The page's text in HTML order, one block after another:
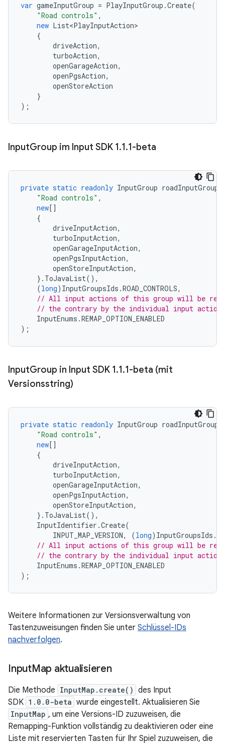
var gameInputGroup = PlayInputGroup .Create(
"Road controls" ,
new List<PlayInputAction>
{
driveAction,
turboAction,
openGarageAction,
openPgsAction,
openStoreAction
}
);
InputGroup im Input SDK 1.1.1-beta
private static readonly InputGroup roadInputGroup
"Road controls" ,
new []
{
driveInputAction,
turboInputAction,
openGarageInputAction,
openPgsInputAction,
openStoreInputAction,
}. ToJavaList(),
(long) InputGroupsIds .ROAD_CONTROLS,
// All input actions of this group will be
// the contrary by the individual input
InputEnums .REMAP_OPTION_ENABLED
);
InputGroup in Input SDK 1.1.1-beta (mit
Versionsstring)
private static readonly InputGroup roadInputGroup
"Road controls" ,
new []
{
driveInputAction,
turboInputAction,
openGarageInputAction,
openPgsInputAction,
openStoreInputAction,
}. ToJavaList(),
InputIdentifier .Create(
INPUT_MAP_VERSION, (long) InputGroupsIds .
// All input actions of this group will be
// the contrary by the individual input
InputEnums .REMAP_OPTION_ENABLED
);
Weitere Informationen zur Versionsverwaltung von
Tastenzuweisungen finden Sie unter Schlüssel-IDs
nachverfolgen.
InputMap aktualisieren
Die Methode InputMap.create() des Input
SDK 1.0.0-beta wurde eingestellt. Aktualisieren Sie
InputMap , um eine Versions-ID zuzuweisen, die
Remapping-Funktion vollständig zu deaktivieren oder eine
Liste mit reservierten Tasten für Ihr Spiel zuzuweisen, die